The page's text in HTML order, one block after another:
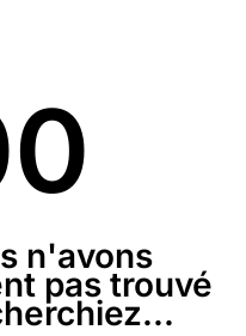
n'avons
pas trouvé